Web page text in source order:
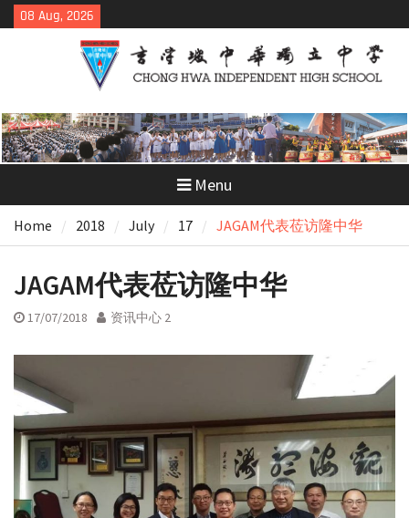
Skip
to
08 Aug, 2026
Menu
Home 2018 July 17 JAGAM代表莅访隆中华
JAGAM代表莅访隆中华
17/07/2018 资讯中心 2